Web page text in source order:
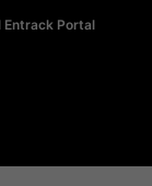
Entrack Portal